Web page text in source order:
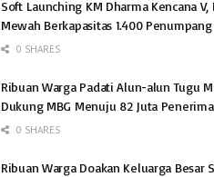
Soft Launching KM Dharma Kencana V,
Mewah Berkapasitas 1.400 Penumpang
0 SHARES
Ribuan Warga Padati Alun-alun Tugu
Dukung MBG Menuju 82 Juta
0 SHARES
Ribuan Warga Doakan Keluarga Besar